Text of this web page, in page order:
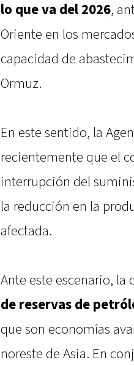
lo que va del 2026,
Oriente en los
capacidad de
Ormuz.
En este sentido, la
recientemente que el
interrupción del
la reducción en la
afectada.
Ante este escenario, la
de reservas de
que son economías
noreste de Asia. En